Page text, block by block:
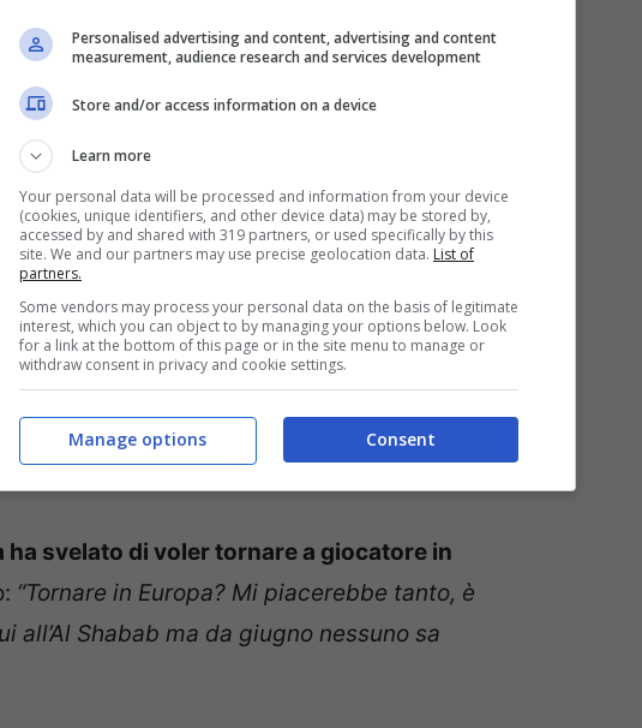
Banega andrà in scadenza con l’Al
lascerà visto che avrebbe deciso di
Tanta incertezza c’è dunque nel futuro
chiare.
ha svelato di voler tornare a giocatore in
“Tornare in Europa? Mi piacerebbe tanto, è
all’Al Shabab ma da giugno nessuno sa
Personalised advertising and content, advertising and content
measurement, audience research and services development
Store and/or access information on a device
Learn more
Your personal data will be processed and information from your device
(cookies, unique identifiers, and other device data) may be stored by,
accessed by and shared with 319 partners, or used specifically by this
site. We and our partners may use precise geolocation data. List of
partners.
Some vendors may process your personal data on the basis of legitimate
interest, which you can object to by managing your options below. Look
for a link at the bottom of this page or in the site menu to manage or
withdraw consent in privacy and cookie settings.
Consent
Manage options